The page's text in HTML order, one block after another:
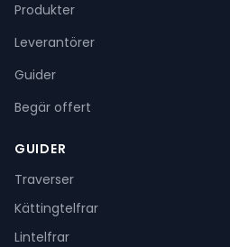
Produkter
Leverantörer
Guider
Begär offert
GUIDER
Traverser
Kättingtelfrar
Lintelfrar